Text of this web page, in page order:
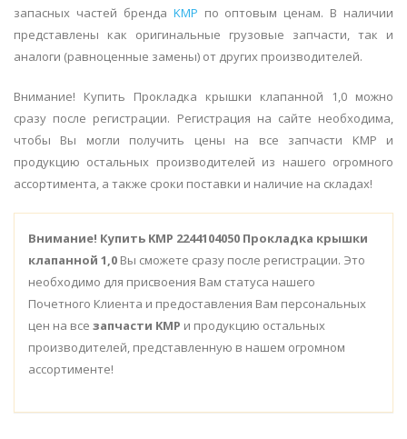
запасных частей бренда KMP по оптовым ценам. В наличии
представлены как оригинальные грузовые запчасти, так и
аналоги (равноценные замены) от других производителей.
Внимание! Купить Прокладка крышки клапанной 1,0 можно
сразу после регистрации. Регистрация на сайте необходима,
чтобы Вы могли получить цены на все запчасти KMP и
продукцию остальных производителей из нашего огромного
ассортимента, а также сроки поставки и наличие на складах!
Внимание! Купить KMP 2244104050 Прокладка крышки
клапанной 1,0 Вы сможете сразу после регистрации. Это
необходимо для присвоения Вам статуса нашего
Почетного Клиента и предоставления Вам персональных
цен на все запчасти KMP и продукцию остальных
производителей, представленную в нашем огромном
ассортименте!